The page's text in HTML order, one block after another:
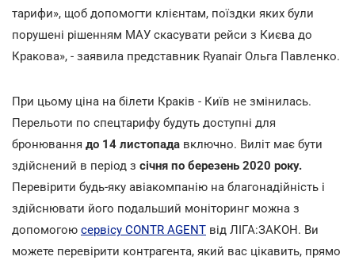
тарифи», щоб допомогти клієнтам, поїздки яких були
порушені рішенням МАУ скасувати рейси з Києва до
Кракова», - заявила представник Ryanair Ольга Павленко.
При цьому ціна на білети Краків - Київ не змінилась.
Перельоти по спецтарифу будуть доступні для
бронювання до 14 листопада включно. Виліт має бути
здійснений в період з січня по березень 2020 року.
Перевірити будь-яку авіакомпанію на благонадійність і
здійснювати його подальший моніторинг можна з
допомогою сервісу CONTR AGENT від ЛІГА:ЗАКОН. Ви
можете перевірити контрагента, який вас цікавить, прямо